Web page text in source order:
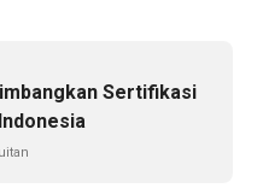
Sertifikasi